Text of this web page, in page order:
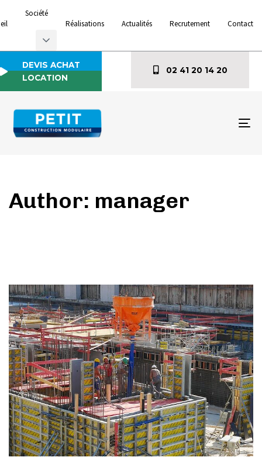
Société
Réalisations
Actualités Recrutement Contact
DEVIS ACHAT
LOCATION
02 41 20 14 20
Author: manager